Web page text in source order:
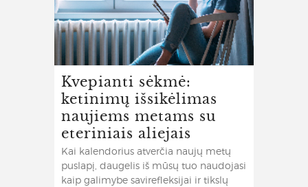
Kvepianti sėkmė:
ketinimų išsikėlimas
naujiems metams su
eteriniais aliejais
Kai kalendorius atverčia naujų metų
puslapį, daugelis iš mūsų tuo naudojasi
kaip galimybe savirefleksijai ir tikslų